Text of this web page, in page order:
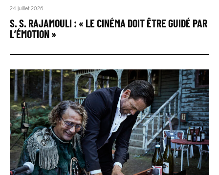
24 juillet 2026
S. S. RAJAMOULI : « LE CINÉMA DOIT ÊTRE GUIDÉ PAR
L’ÉMOTION »